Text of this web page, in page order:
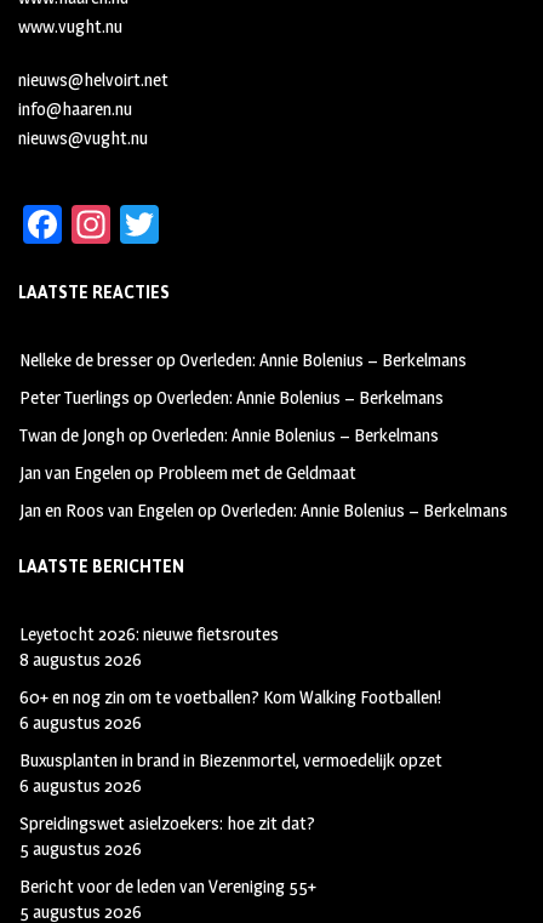
www.vught.nu
nieuws@helvoirt.net
info@haaren.nu
nieuws@vught.nu
Fa
b
oo
k
In
ag
m
tt
LAATSTE REACTIES
Nelleke de bresseropOverleden: Annie Bolenius – Berkelmans
Peter Tuerlings opOverleden: Annie Bolenius – Berkelmans
Twan de JonghopOverleden: Annie Bolenius – Berkelmans
Jan van Engelenop Probleem met de Geldmaat
Jan en Roos van EngelenopOverleden: Annie Bolenius – Berkelmans
LAATSTE BERICHTEN
Leyetocht 2026: nieuwe fietsroutes
8 augustus 2026
60+ en nog zin om te voetballen? Kom Walking Footballen!
6 augustus 2026
Buxusplanten in brand in Biezenmortel, vermoedelijk opzet
6 augustus 2026
Spreidingswet asielzoekers: hoe zit dat?
5 augustus 2026
Bericht voor de leden van Vereniging 55+
5 augustus 2026